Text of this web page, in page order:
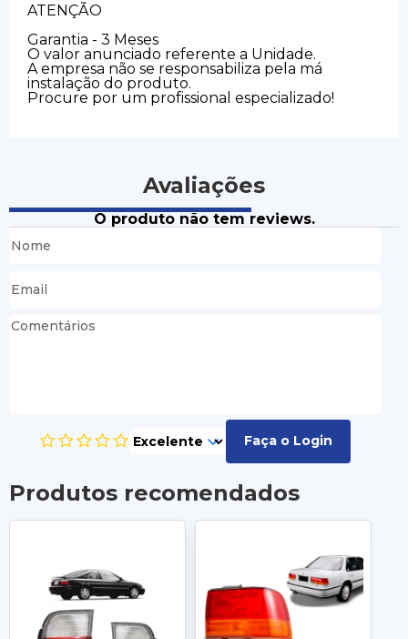
ATENÇÃO
Garantia - 3 Meses
O valor anunciado referente a Unidade.
A empresa não se responsabiliza pela má
instalação do produto.
Procure por um profissional especializado!
Avaliações
O produto não tem reviews.
Faça o Login
Produtos recomendados